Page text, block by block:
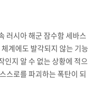
러시아 해군 잠수함 세바스
계에도 발각되지 않는 기능
인지 알 수 없는 상황에 적으
스로를 파괴하는 폭탄이 되